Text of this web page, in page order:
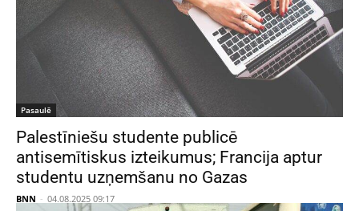
Pasaulē
Palestīniešu studente publicē
antisemītiskus izteikumus; Francija aptur
studentu uzņemšanu no Gazas
BNN - 04.08.2025 09:17